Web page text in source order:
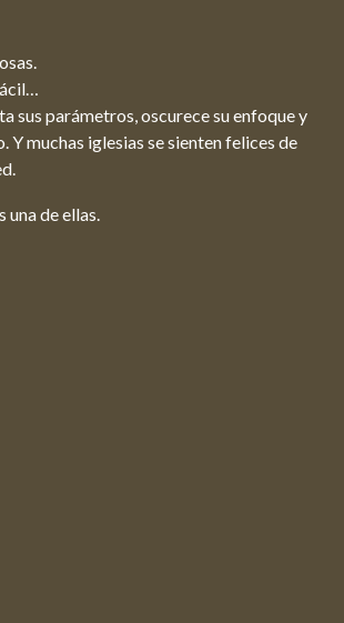
sus parámetros, oscurece su enfoque y
Y muchas iglesias se sienten felices de
una de ellas.